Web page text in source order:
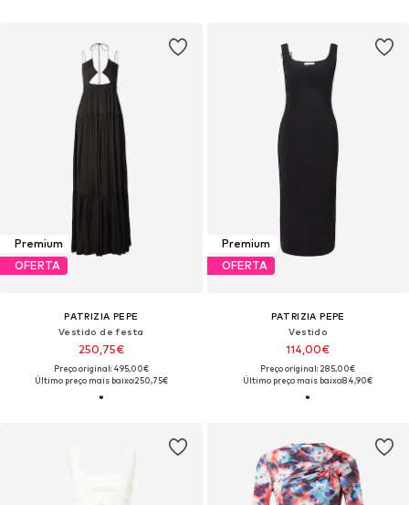
Premium
OFERTA
PATRIZIA PEPE
Vestido de festa
250,75€
Preço original: 495,00€
Último preço mais baixo:250,75€
Premium
OFERTA
PATRIZIA PEPE
Vestido
114,00€
Preço original: 285,00€
Último preço mais baixo:84,90€